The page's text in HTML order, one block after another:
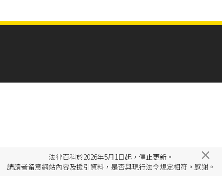
法律百科於2026年5月1日起，停止更新。
請讀者留意網站內容及援引資料，是否與現行法令規定相符。感謝。
×